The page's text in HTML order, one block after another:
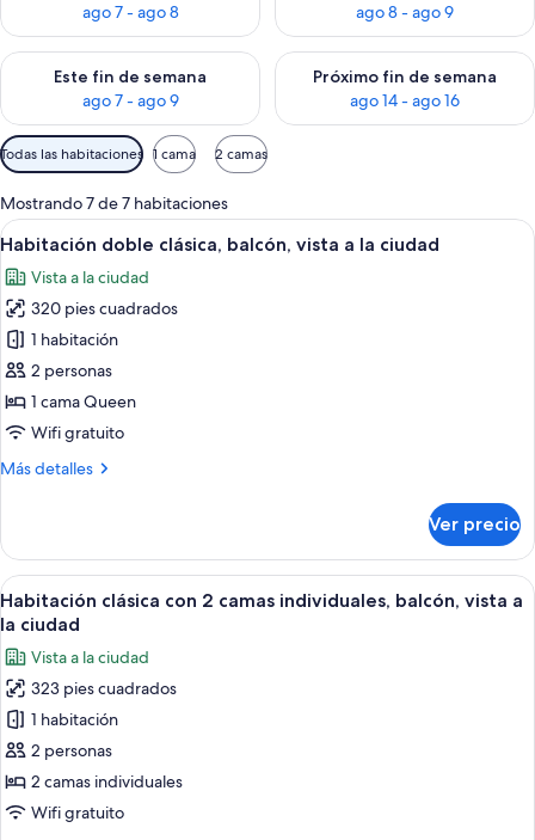
ago 7 - ago 8
ago 8 - ago 9
Este fin de semana
ago 7 - ago 9
Consulta la disponibilidad para este fin de semana ago 7 -
Próximo fin de semana
ago 14 - ago 16
Consulta la disponibilidad
Filtros
disponibles
para
las
habitaciones
Todas las habitaciones 1 cama 2 camas
Mostrando 7 de 7 habitaciones
Abrir
todas
las
fotos
de
Habitación
doble
clásica,
balcón,
vista
ciudad
Una habitación de hotel moderna
15
Habitación doble clásica, balcón, vista a la ciudad
Vista a la ciudad
320 pies cuadrados
1 habitación
2 personas
1 cama Queen
Wifi gratuito
Más detalles
Más
doble
clásica,
balcón,
vista
la
ciudad
Ver precio
Abrir
todas
las
fotos
de
Habitación
clásica
con
2
Una habitación de hotel moderna
18
Habitación clásica con 2 camas individuales, balcón, vista a
la ciudad
Vista a la ciudad
323 pies cuadrados
1 habitación
2 personas
2 camas individuales
Wifi gratuito